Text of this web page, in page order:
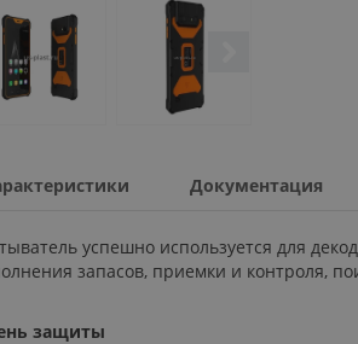
Документация
успешно используется для
запасов, приемки и контроля,
защиты